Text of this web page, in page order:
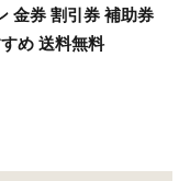
金券 割引券 補助券
め 送料無料